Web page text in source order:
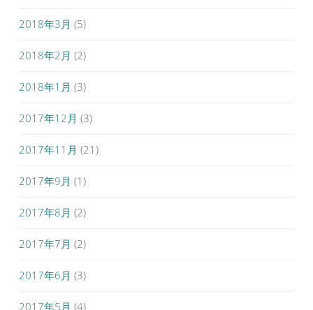
2018年3月 (5)
2018年2月 (2)
2018年1月 (3)
2017年12月 (3)
2017年11月 (21)
2017年9月 (1)
2017年8月 (2)
2017年7月 (2)
2017年6月 (3)
2017年5月 (4)